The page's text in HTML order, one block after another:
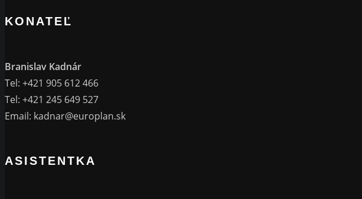
KONATEĽ
Branislav Kadnár
Tel: +421 905 612 466
Tel: +421 245 649 527
Email: kadnar@europlan.sk
ASISTENTKA